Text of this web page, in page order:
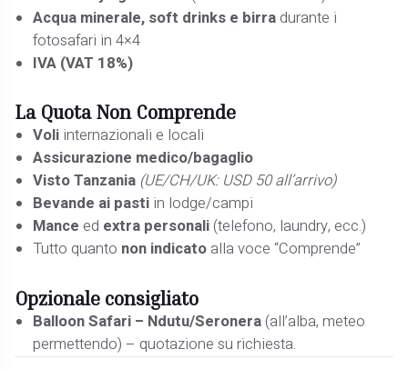
Acqua minerale, soft drinks e birra durante i
fotosafari in 4×4
IVA (VAT 18%)
La Quota Non Comprende
Voli internazionali e locali
Assicurazione medico/bagaglio
Visto Tanzania (UE/CH/UK: USD 50 all’arrivo)
Bevande ai pasti in lodge/campi
Mance ed extra personali (telefono, laundry, ecc.)
Tutto quanto non indicato alla voce “Comprende”
Opzionale consigliato
Balloon Safari – Ndutu/Seronera (all’alba, meteo
permettendo) – quotazione su richiesta.